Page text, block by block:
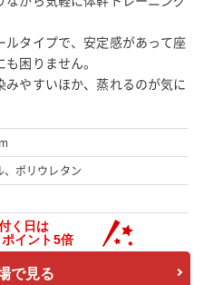
タイプで、安定感があって座
困りません。
やすいほか、蒸れるのが気に
ポリウレタン
で見る